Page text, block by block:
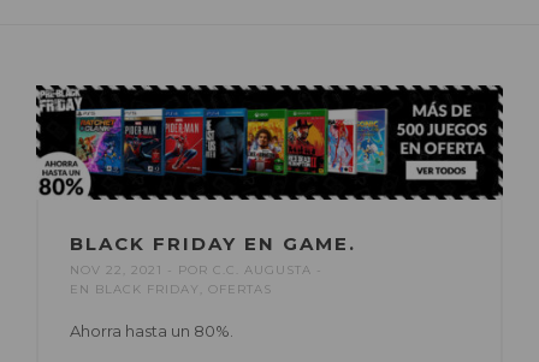
BLACK FRIDAY EN GAME.
NOV 22, 2021 POR C.C. AUGUSTA
EN BLACK FRIDAY OFERTAS
Ahorra hasta un 80%.